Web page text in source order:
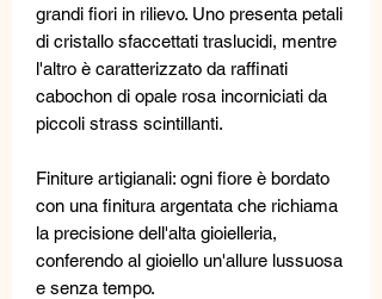
grandi fiori in rilievo. Uno presenta petali
di cristallo sfaccettati traslucidi, mentre
l'altro è caratterizzato da raffinati
cabochon di opale rosa incorniciati da
piccoli strass scintillanti.
Finiture artigianali: ogni fiore è bordato
con una finitura argentata che richiama
la precisione dell'alta gioielleria,
conferendo al gioiello un'allure lussuosa
e senza tempo.